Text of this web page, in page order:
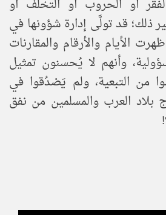
أو الحروب أو التخلف أو
ذلك؛ قد تولَّى إدارة شؤونها في
الأيام والأرقام والمقارنات
وأنهم لا يُحسنون تمثيل
من التبعية، ولم يَصْدُقوا في
بلاد العرب والمسلمين من نفق